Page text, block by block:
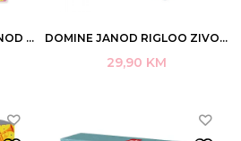
DOMINE DVOSTRANE JANOD ZIVOTINJE IZ DZUNGLE 28/1 KARTONSKE +3 ART.J02771 (4/24) DOMINE JANOD RIGLOO ZIVOTINJE 28/1 12X6CM 3-7(24)
29,90 KM